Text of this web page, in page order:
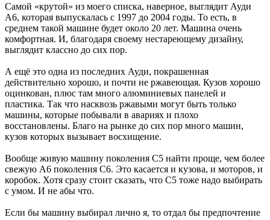
Самой «крутой» из моего списка, наверное, выглядит Ауди
А6, которая выпускалась с 1997 до 2004 годы. То есть, в
среднем такой машине будет около 20 лет. Машина очень
комфортная. И, благодаря своему нестареющему дизайну,
выглядит классно до сих пор.
А ещё это одна из последних Ауди, покрашенная
действительно хорошо, и почти не ржавеющая. Кузов хорошо
оцинкован, плюс там много алюминиевых панелей и
пластика. Так что насквозь ржавыми могут быть только
машины, которые побывали в авариях и плохо
восстановлены. Благо на рынке до сих пор много машин,
кузов которых вызывает восхищение.
Вообще живую машину поколения С5 найти проще, чем более
свежую А6 поколения С6. Это касается и кузова, и моторов, и
коробок. Хотя сразу стоит сказать, что С5 тоже надо выбирать
с умом. И не абы что.
Если бы машину выбирал лично я, то отдал бы предпочтение